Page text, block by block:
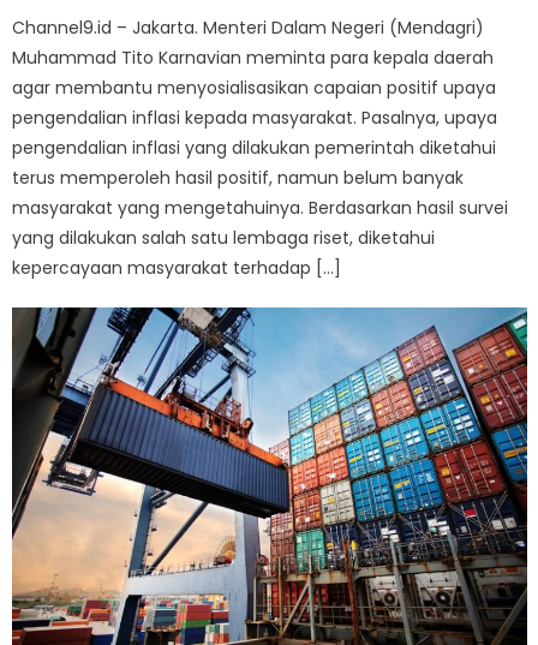
Channel9.id – Jakarta. Menteri Dalam Negeri (Mendagri)
Muhammad Tito Karnavian meminta para kepala daerah
agar membantu menyosialisasikan capaian positif upaya
pengendalian inflasi kepada masyarakat. Pasalnya, upaya
pengendalian inflasi yang dilakukan pemerintah diketahui
terus memperoleh hasil positif, namun belum banyak
masyarakat yang mengetahuinya. Berdasarkan hasil survei
yang dilakukan salah satu lembaga riset, diketahui
kepercayaan masyarakat terhadap […]